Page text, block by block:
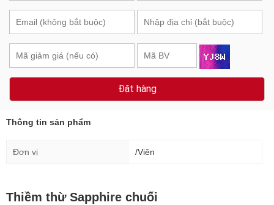
Đặt hàng
Thông tin sản phẩm
Đơn vị /Viên
Thiềm thừ Sapphire chuối